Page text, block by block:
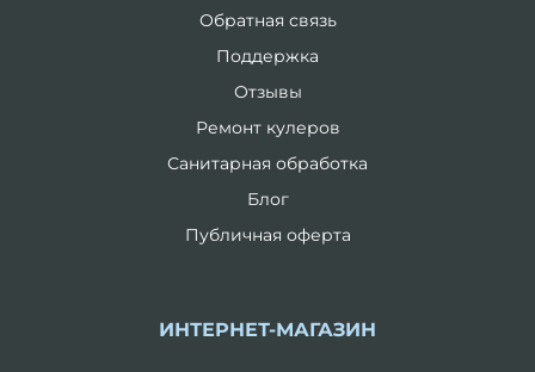
Обратная связь
Поддержка
Отзывы
Ремонт кулеров
Санитарная обработка
Блог
Публичная оферта
ИНТЕРНЕТ-МАГАЗИН